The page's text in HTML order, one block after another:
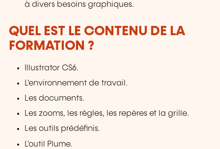
à divers besoins graphiques.
QUEL EST LE CONTENU DE LA
FORMATION ?
Illustrator CS6.
L'environnement de travail.
Les documents.
Les zooms, les règles, les repères et la grille.
Les outils prédéfinis.
L'outil Plume.